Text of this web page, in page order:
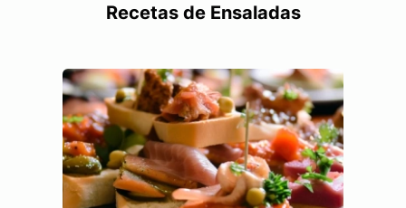
Recetas de Ensaladas